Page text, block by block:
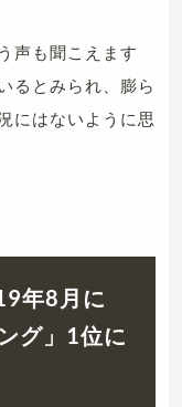
声も聞こえます
るとみられ、膨ら
にはないように思
年8月に
グ」1位に